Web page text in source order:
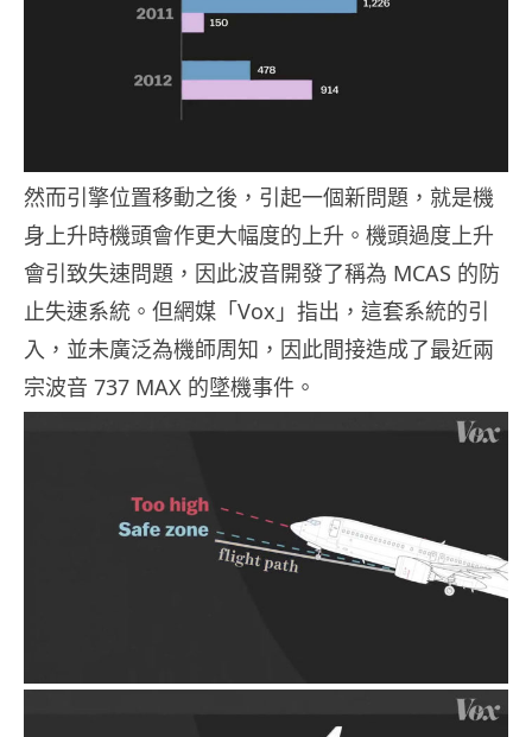
然而引擎位置移動之後，引起一個新問題，就是機
身上升時機頭會作更大幅度的上升。機頭過度上升
會引致失速問題，因此波音開發了稱為 MCAS 的防
止失速系統。但網媒「Vox」指出，這套系統的引
入，並未廣泛為機師周知，因此間接造成了最近兩
宗波音 737 MAX 的墜機事件。